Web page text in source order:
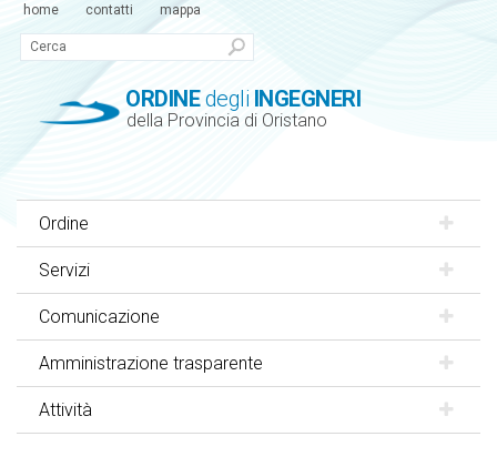
ORDINEdegli INGEGNERI
della Provincia di Oristano
home contatti mappa
Ordine
Servizi
Comunicazione
Amministrazione trasparente
Attività